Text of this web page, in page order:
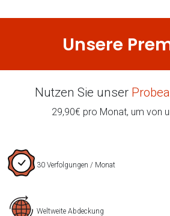
Unsere
Nutzen Sie unser
29,90€ pro Monat, um von
30 Verfolgungen / Monat
Weltweite Abdeckung